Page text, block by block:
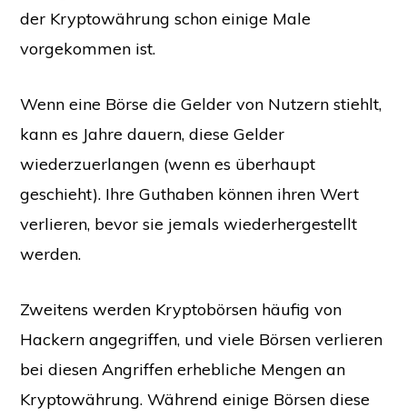
der Kryptowährung schon einige Male
vorgekommen ist.
Wenn eine Börse die Gelder von Nutzern stiehlt,
kann es Jahre dauern, diese Gelder
wiederzuerlangen (wenn es überhaupt
geschieht). Ihre Guthaben können ihren Wert
verlieren, bevor sie jemals wiederhergestellt
werden.
Zweitens werden Kryptobörsen häufig von
Hackern angegriffen, und viele Börsen verlieren
bei diesen Angriffen erhebliche Mengen an
Kryptowährung. Während einige Börsen diese